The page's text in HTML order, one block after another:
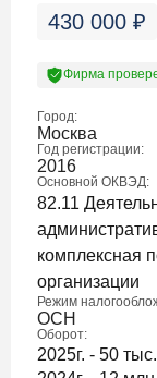
430 000 ₽
Фирма
Город:
Москва
Год регистрации:
2016
Основной ОКВЭД:
82.11
комплексная
организации
Режим
ОСН
Оборот:
2025г. - 50